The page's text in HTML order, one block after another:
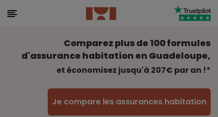
Comparez plus de 100 formules
d'assurance habitation en Guadeloupe,
et économisez jusqu'à 207€ par an !*
Je compare les assurances habitation